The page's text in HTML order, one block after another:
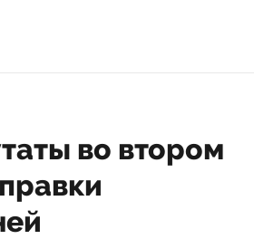
во втором